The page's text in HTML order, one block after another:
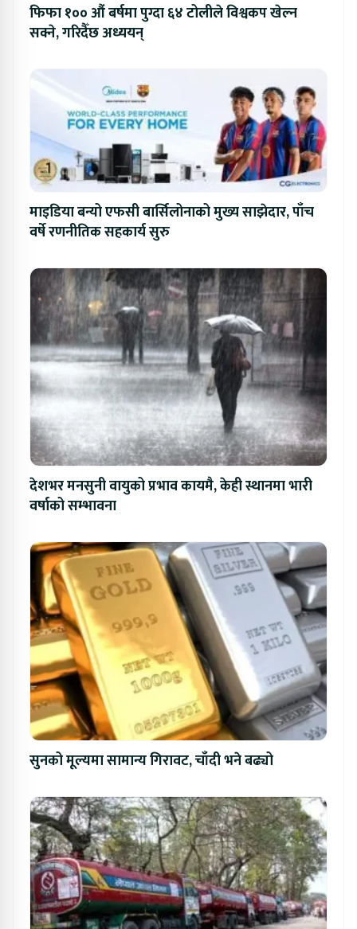
फिफा १०० औं बर्षमा पुग्दा ६४ टोलीले विश्वकप खेल्न
सक्ने, गरिदैँछ अध्ययन्
माइडिया बन्यो एफसी बार्सिलोनाको मुख्य साझेदार, पाँच
वर्षे रणनीतिक सहकार्य सुरु
देशभर मनसुनी वायुको प्रभाव कायमै, केही स्थानमा भारी
वर्षाको सम्भावना
सुनको मूल्यमा सामान्य गिरावट, चाँदी भने बढ्यो